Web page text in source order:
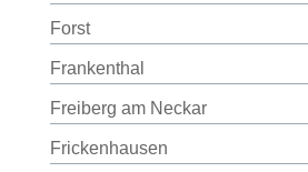
Forst
Frankenthal
Freiberg am Neckar
Frickenhausen